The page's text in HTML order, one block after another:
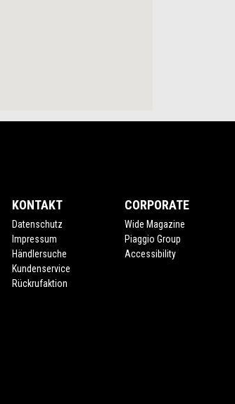
KONTAKT
Datenschutz
Impressum
Händlersuche
Kundenservice
Rückrufaktion
CORPORATE
Wide Magazine
Piaggio Group
Accessibility